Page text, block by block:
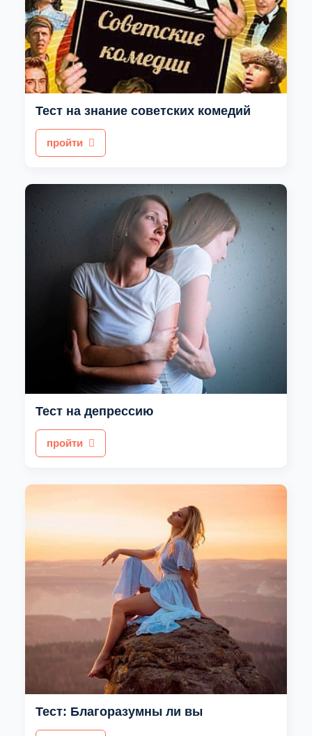
Тест на знание советских комедий
пройти
Тест на депрессию
пройти
Тест: Благоразумны ли вы